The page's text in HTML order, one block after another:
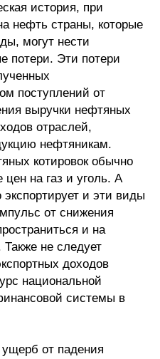
авторов
семинар
история, при
нефть страны, которые
могут нести
потери. Эти потери
поступлений от
выручки нефтяных
отраслей,
нефтяникам.
котировок обычно
цен на газ и уголь. А
экспортирует и эти виды
от снижения
и на
Также не следует
доходов
национальной
системы в
от падения